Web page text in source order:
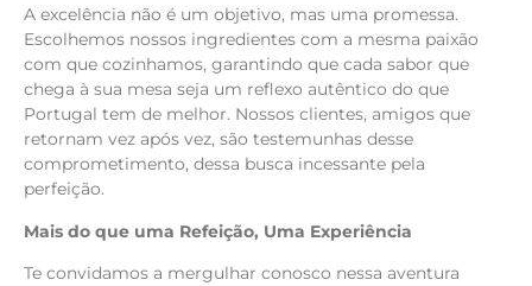
A excelência não é um objetivo, mas uma promessa.
Escolhemos nossos ingredientes com a mesma paixão
com que cozinhamos, garantindo que cada sabor que
chega à sua mesa seja um reflexo autêntico do que
Portugal tem de melhor. Nossos clientes, amigos que
retornam vez após vez, são testemunhas desse
comprometimento, dessa busca incessante pela
perfeição.
Mais do que uma Refeição, Uma Experiência
Te convidamos a mergulhar conosco nessa aventura